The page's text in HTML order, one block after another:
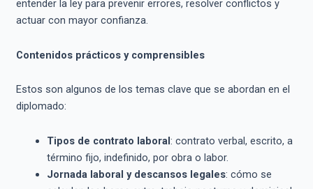
entender la ley para prevenir errores, resolver conflictos y
actuar con mayor confianza.
Contenidos prácticos y comprensibles
Estos son algunos de los temas clave que se abordan en el
diplomado:
Tipos de contrato laboral: contrato verbal, escrito, a
término fijo, indefinido, por obra o labor.
Jornada laboral y descansos legales: cómo se